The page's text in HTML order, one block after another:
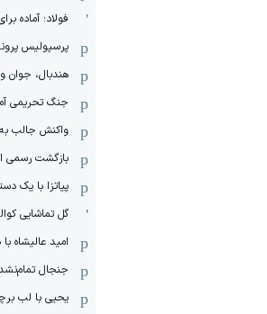
فولاد؛ آماده
پرسپولیس
هندبال، جوان و
جنگ تحریمی
واکنش جالب
بازگشت رسمی
پیاتزا با یک
گل تماشایی
امید عالیشاه
جنجال
یحیی با لب